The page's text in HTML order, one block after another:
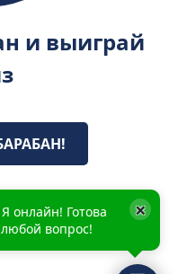
и выиграй
онлайн! Готова
вопрос!
×